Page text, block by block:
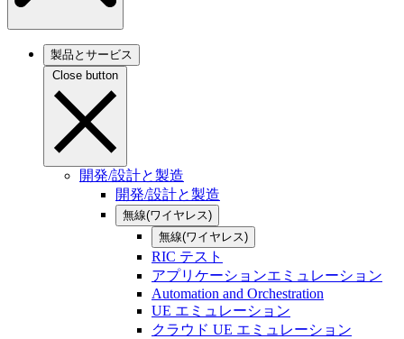
製品とサービス
Close button
開発/設計と製造
開発/設計と製造
無線(ワイヤレス)
無線(ワイヤレス)
RIC テスト
アプリケーションエミュレーション
Automation and Orchestration
UE エミュレーション
クラウド UE エミュレーション